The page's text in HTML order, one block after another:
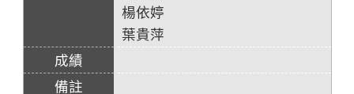
楊依婷
葉貴萍